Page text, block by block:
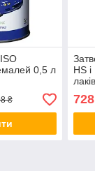
0,5 л
₴
HS